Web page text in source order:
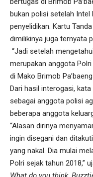
bukan polisi setelah Intel
penyelidikan. Kartu
dimilikinya juga ternyata
“Jadi setelah
merupakan anggota
di Mako Brimob
Dari hasil interogasi,
sebagai anggota polisi
beberapa anggota
“Alasan dirinya
ingin disegani dan
yang nakal. Dia mulai
Polri sejak tahun 2018,”